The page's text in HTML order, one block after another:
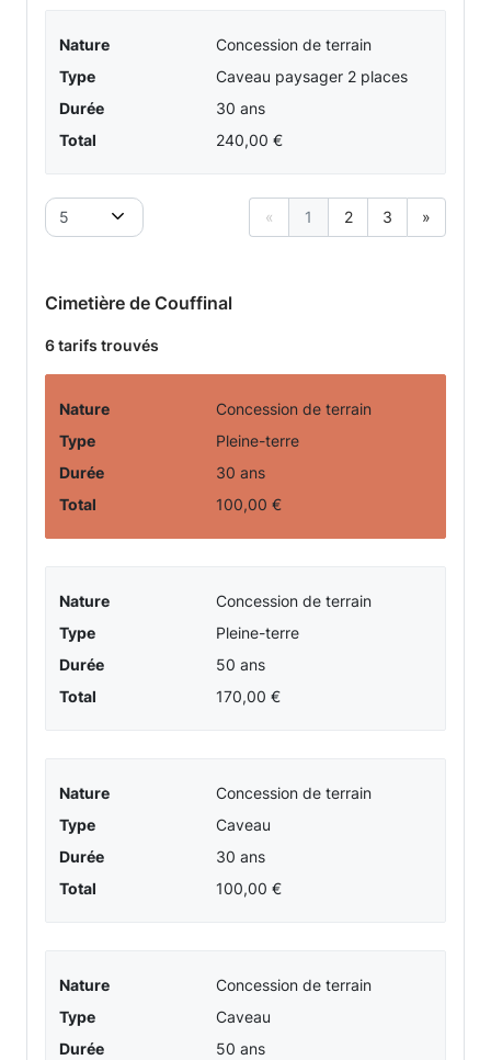
Nature
Concession de terrain
Type
Caveau paysager 2 places
Durée
30 ans
Total
240,00 €
5 « 1 2 3 »
Cimetière de Couffinal
6 tarifs trouvés
Nature
Concession de terrain
Type
Pleine-terre
Durée
30 ans
Total
100,00 €
Nature
Concession de terrain
Type
Pleine-terre
Durée
50 ans
Total
170,00 €
Nature
Concession de terrain
Type
Caveau
Durée
30 ans
Total
100,00 €
Nature
Concession de terrain
Type
Caveau
Durée
50 ans